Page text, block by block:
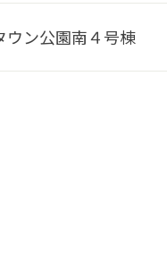
ウン公園南４号棟